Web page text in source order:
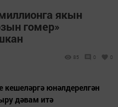
якын
гомер»
85 0 0
кешеләргә юнәлдерелгән
дәвам итә